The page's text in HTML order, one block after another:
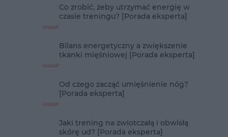
Co zrobić, żeby utrzymać energię w
czasie treningu? [Porada eksperta]
Bilans energetyczny a zwiększenie
tkanki mięśniowej [Porada eksperta]
Od czego zacząć umięśnienie nóg?
[Porada eksperta]
Jaki trening na zwiotczałą i obwisłą
skórę ud? [Porada eksperta]